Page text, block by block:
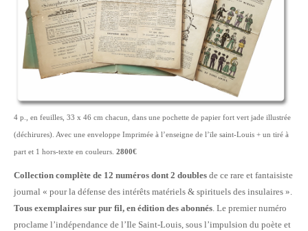
4 p., en feuilles, 33 x 46 cm chacun, dans une pochette de papier fort vert jade illustrée
(déchirures). Avec une enveloppe Imprimée à l’enseigne de l’ïle saint-Louis + un tiré à
part et 1 hors-texte en couleurs. 2800€
Collection complète de 12 numéros dont 2 doubles de ce rare et fantaisiste
journal « pour la défense des intérêts matériels & spirituels des insulaires ».
Tous exemplaires sur pur fil, en édition des abonnés. Le premier numéro
proclame l’indépendance de l’Ile Saint-Louis, sous l’impulsion du poète et